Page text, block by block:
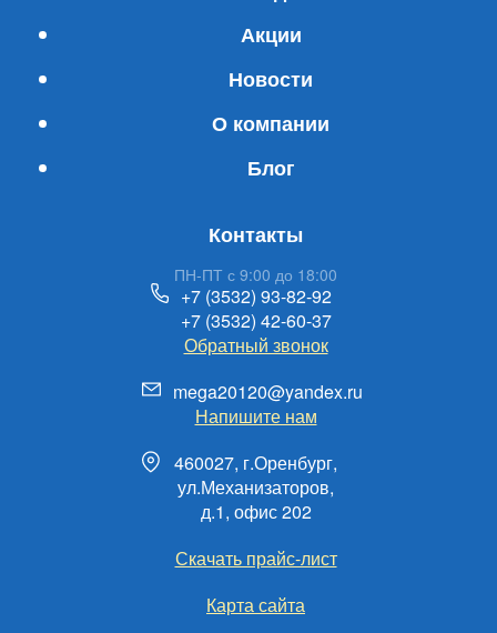
Акции
Новости
О компании
Блог
Контакты
ПН-ПТ с 9:00 до 18:00
+7 (3532) 93-82-92
+7 (3532) 42-60-37
Обратный звонок
mega20120@yandex.ru
Напишите нам
460027, г.Оренбург,
ул.Механизаторов,
д.1, офис 202
Скачать прайс-лист
Карта сайта